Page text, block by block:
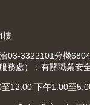
樓
03-3322101分機
處）；有關職業安
12:00 下午1:00至